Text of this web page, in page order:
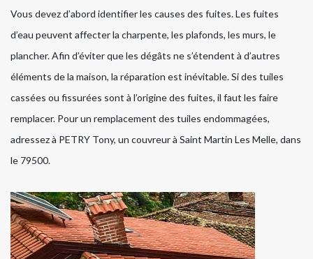
Vous devez d’abord identifier les causes des fuites. Les fuites
d’eau peuvent affecter la charpente, les plafonds, les murs, le
plancher. Afin d’éviter que les dégâts ne s’étendent à d’autres
éléments de la maison, la réparation est inévitable. Si des tuiles
cassées ou fissurées sont à l’origine des fuites, il faut les faire
remplacer. Pour un remplacement des tuiles endommagées,
adressez à PETRY Tony, un couvreur à Saint Martin Les Melle, dans
le 79500.